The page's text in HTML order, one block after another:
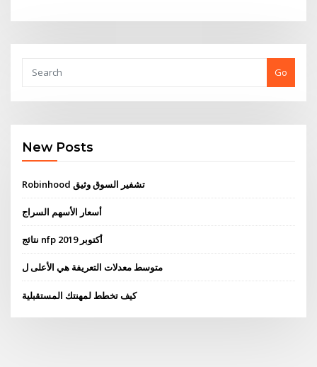
Go
New Posts
Robinhood تشفير السوق وثيق
أسعار الأسهم السراج
نتائج nfp أكتوبر 2019
متوسط ​​معدلات التعريفة هي الأعلى ل
كيف تخطط لمهنتك المستقبلية